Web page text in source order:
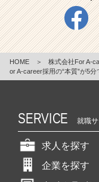
HOME ＞ 株式会社For A-
or A-career採用の“本質”が5
SERVICE 就職
求人を探す
企業を探す